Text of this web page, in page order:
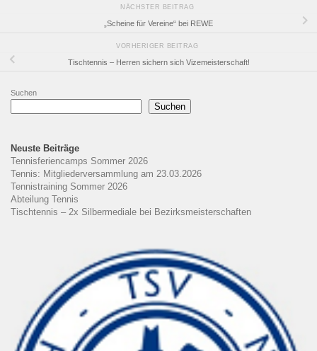
NÄCHSTER BEITRAG
„Scheine für Vereine“ bei REWE
VORHERIGER BEITRAG
Tischtennis – Herren sichern sich Vizemeisterschaft!
Suchen
Suchen
Neuste Beiträge
Tennisferiencamps Sommer 2026
Tennis: Mitgliederversammlung am 23.03.2026
Tennistraining Sommer 2026
Abteilung Tennis
Tischtennis – 2x Silbermediale bei Bezirksmeisterschaften